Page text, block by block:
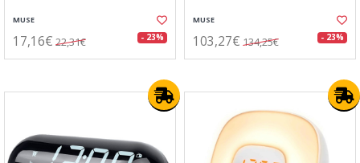
MUSE
17,16€ 22,31€ - 23%
MUSE
103,27€ 134,25€ - 23%